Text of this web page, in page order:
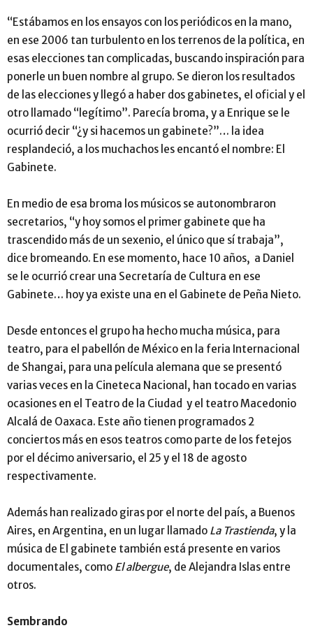
“Estábamos en los ensayos con los periódicos en la mano,
en ese 2006 tan turbulento en los terrenos de la política, en
esas elecciones tan complicadas, buscando inspiración para
ponerle un buen nombre al grupo. Se dieron los resultados
de las elecciones y llegó a haber dos gabinetes, el oficial y el
otro llamado “legítimo”. Parecía broma, y a Enrique se le
ocurrió decir “¿y si hacemos un gabinete?”… la idea
resplandeció, a los muchachos les encantó el nombre: El
Gabinete.
En medio de esa broma los músicos se autonombraron
secretarios, “y hoy somos el primer gabinete que ha
trascendido más de un sexenio, el único que sí trabaja”,
dice bromeando. En ese momento, hace 10 años, a Daniel
se le ocurrió crear una Secretaría de Cultura en ese
Gabinete… hoy ya existe una en el Gabinete de Peña Nieto.
Desde entonces el grupo ha hecho mucha música, para
teatro, para el pabellón de México en la feria Internacional
de Shangai, para una película alemana que se presentó
varias veces en la Cineteca Nacional, han tocado en varias
ocasiones en el Teatro de la Ciudad y el teatro Macedonio
Alcalá de Oaxaca. Este año tienen programados 2
conciertos más en esos teatros como parte de los fetejos
por el décimo aniversario, el 25 y el 18 de agosto
respectivamente.
Además han realizado giras por el norte del país, a Buenos
Aires, en Argentina, en un lugar llamado La Trastienda, y la
música de El gabinete también está presente en varios
documentales, como El albergue, de Alejandra Islas entre
otros.
Sembrando